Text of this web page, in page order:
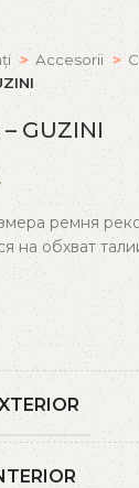
Accesorii
GUZINI
ремня
на обхват